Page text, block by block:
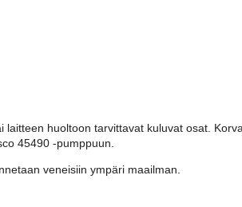
huoltoon tarvittavat kuluvat osat.
45490 -pumppuun.
veneisiin ympäri maailman.